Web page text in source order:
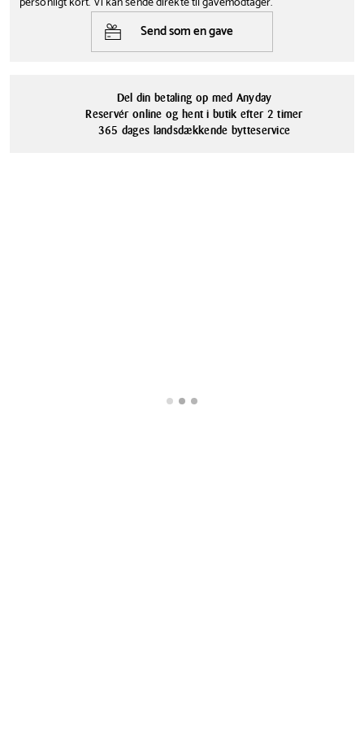
børsten. Vær opmærksom på at disse sugerør er lidt kortere, da de
er beregnet til bl.a. cocktails.
Farve Tåler opvaskemaskine
Ja
Send som en gave
Del din betaling op med Anyday
Reservér online og hent i butik efter 2 timer
365 dages landsdækkende bytteservice